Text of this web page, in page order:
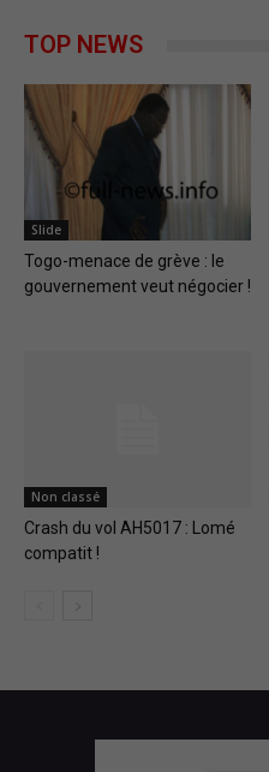
TOP NEWS
Slide
Togo-menace de grève : le
gouvernement veut négocier !
Non classé
Crash du vol AH5017 : Lomé
compatit !